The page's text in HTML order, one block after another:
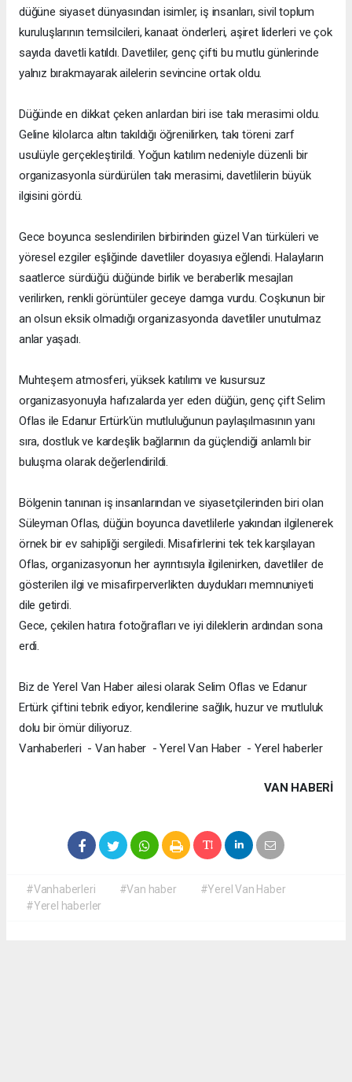
düğüne siyaset dünyasından isimler, iş insanları, sivil toplum
kuruluşlarının temsilcileri, kanaat önderleri, aşiret liderleri ve çok
sayıda davetli katıldı. Davetliler, genç çifti bu mutlu günlerinde
yalnız bırakmayarak ailelerin sevincine ortak oldu.
Düğünde en dikkat çeken anlardan biri ise takı merasimi oldu.
Geline kilolarca altın takıldığı öğrenilirken, takı töreni zarf
usulüyle gerçekleştirildi. Yoğun katılım nedeniyle düzenli bir
organizasyonla sürdürülen takı merasimi, davetlilerin büyük
ilgisini gördü.
Gece boyunca seslendirilen birbirinden güzel Van türküleri ve
yöresel ezgiler eşliğinde davetliler doyasıya eğlendi. Halayların
saatlerce sürdüğü düğünde birlik ve beraberlik mesajları
verilirken, renkli görüntüler geceye damga vurdu. Coşkunun bir
an olsun eksik olmadığı organizasyonda davetliler unutulmaz
anlar yaşadı.
Muhteşem atmosferi, yüksek katılımı ve kusursuz
organizasyonuyla hafızalarda yer eden düğün, genç çift Selim
Oflas ile Edanur Ertürk'ün mutluluğunun paylaşılmasının yanı
sıra, dostluk ve kardeşlik bağlarının da güçlendiği anlamlı bir
buluşma olarak değerlendirildi.
Bölgenin tanınan iş insanlarından ve siyasetçilerinden biri olan
Süleyman Oflas, düğün boyunca davetlilerle yakından ilgilenerek
örnek bir ev sahipliği sergiledi. Misafirlerini tek tek karşılayan
Oflas, organizasyonun her ayrıntısıyla ilgilenirken, davetliler de
gösterilen ilgi ve misafirperverlikten duydukları memnuniyeti
dile getirdi.
Gece, çekilen hatıra fotoğrafları ve iyi dileklerin ardından sona
erdi.
Biz de Yerel Van Haber ailesi olarak Selim Oflas ve Edanur
Ertürk çiftini tebrik ediyor, kendilerine sağlık, huzur ve mutluluk
dolu bir ömür diliyoruz.
Vanhaberleri - Van haber - Yerel Van Haber - Yerel haberler
VAN HABERİ
#Vanhaberleri #Van haber
#Yerel Van Haber
#Yerel haberler